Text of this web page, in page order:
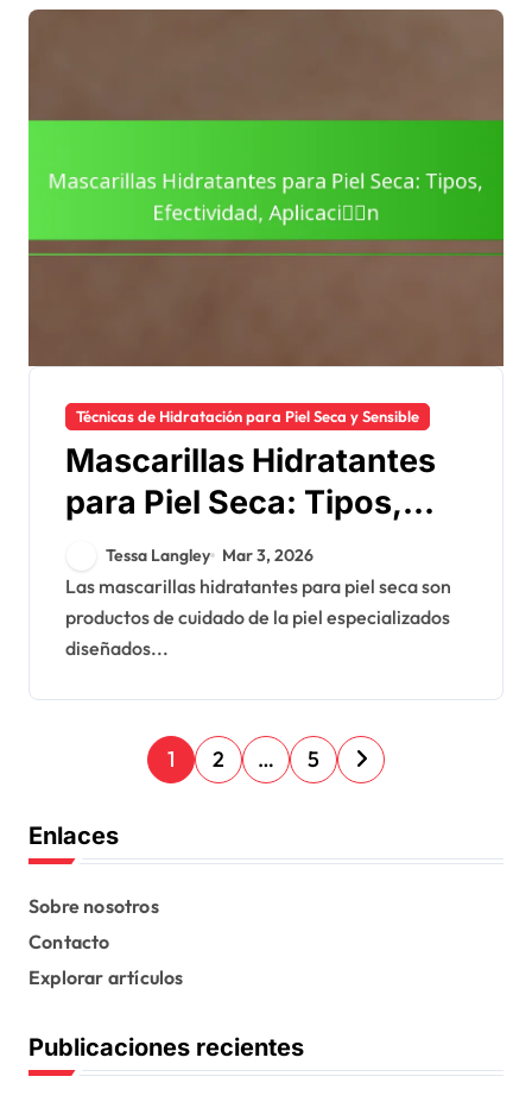
Técnicas de Hidratación para Piel Seca y Sensible
Mascarillas Hidratantes
para Piel Seca: Tipos,
Efectividad, Aplicación
Tessa Langley Mar 3, 2026
Las mascarillas hidratantes para piel seca son
productos de cuidado de la piel especializados
diseñados...
P
o
t
s
a
i
1 2 … 5
Enlaces
Sobre nosotros
Contacto
Explorar artículos
Publicaciones recientes